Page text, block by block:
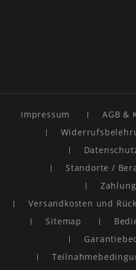
Impressum
AGB &
Standorte /
Versandkosten und
Sitemap